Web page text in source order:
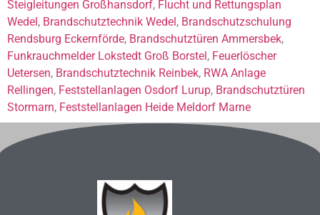
Steigleitungen Großhansdorf, Flucht und Rettungsplan
Wedel , Brandschutztechnik Wedel , Brandschutzschulung
Rendsburg Eckernförde, Brandschutztüren Ammersbek,
Funkrauchmelder Lokstedt Groß Borstel , Feuerlöscher
Uetersen, Brandschutztechnik Reinbek, RWA Anlage
Rellingen, Feststellanlagen Osdorf Lurup, Brandschutztüren
Stormarn, Feststellanlagen Heide Meldorf Marne